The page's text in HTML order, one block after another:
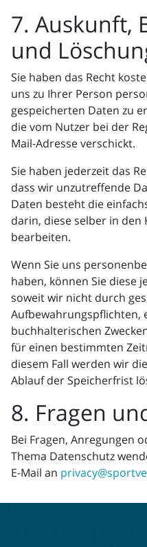
7. Auskunft,
und
Sie haben das Recht
uns zu Ihrer Person
gespeicherten Daten zu
die vom Nutzer bei der
Mail-Adresse verschickt.
Sie haben jederzeit das
dass wir unzutreffende
Daten besteht die
darin, diese selber in
bearbeiten.
Wenn Sie uns
haben, können Sie diese
soweit wir nicht durch
Aufbewahrungspflichten,
buchhalterischen
für einen bestimmten
diesem Fall werden wir
Ablauf der Speicherfrist
8. Fragen
Bei Fragen, Anregungen
Thema Datenschutz
E-Mail an